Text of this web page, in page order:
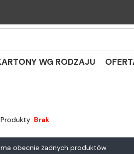
WG RODZAJU
Produkty: Brak
obecnie żadnych produktów